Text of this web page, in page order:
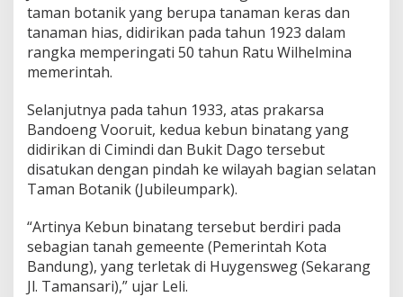
taman botanik yang berupa tanaman keras dan
tanaman hias, didirikan pada tahun 1923 dalam
rangka memperingati 50 tahun Ratu Wilhelmina
memerintah.
Selanjutnya pada tahun 1933, atas prakarsa
Bandoeng Vooruit, kedua kebun binatang yang
didirikan di Cimindi dan Bukit Dago tersebut
disatukan dengan pindah ke wilayah bagian selatan
Taman Botanik (Jubileumpark).
“Artinya Kebun binatang tersebut berdiri pada
sebagian tanah gemeente (Pemerintah Kota
Bandung), yang terletak di Huygensweg (Sekarang
Jl. Tamansari),” ujar Leli.